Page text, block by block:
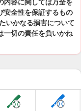
内容に関しては万全を
安全性を保証するもの
いかなる損害について
一切の責任を負いかね